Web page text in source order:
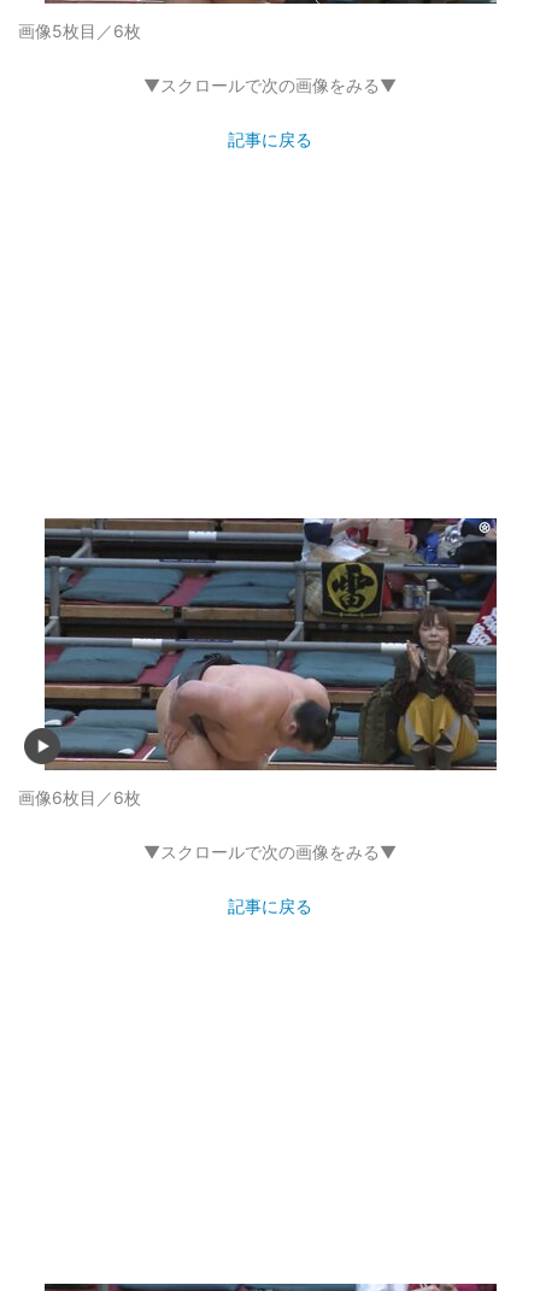
画像5枚目／6枚
▼スクロールで次の画像をみる▼
記事に戻る
画像6枚目／6枚
▼スクロールで次の画像をみる▼
記事に戻る